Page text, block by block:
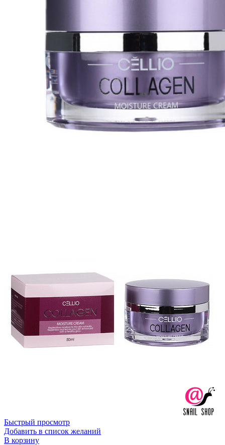
Быстрый просмотр
Добавить в список желаний
В корзину